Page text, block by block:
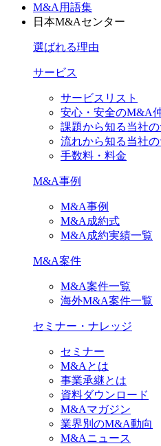
M&A用語集
日本M&Aセンター
選ばれる理由
サービス
サービスリスト
安心・安全のM&A
課題から知る当社
流れから知る当社
手数料・料金
M&A事例
M&A事例
M&A成約式
M&A成約実績一覧
M&A案件
M&A案件一覧
海外M&A案件一覧
セミナー・ナレッジ
セミナー
M&Aとは
事業承継とは
資料ダウンロード
M&Aマガジン
業界別のM&A動向
M&Aニュース